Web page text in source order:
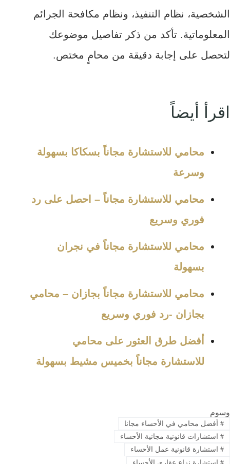
الشخصية، نظام التنفيذ، ونظام مكافحة الجرائم
المعلوماتية. تأكد من ذكر تفاصيل موضوعك
لتحصل على إجابة دقيقة من محامٍ مختص.
اقرأ أيضاً
محامي للاستشارة مجاناً بسكاكا بسهولة
وسرعة
محامي للاستشارة مجاناً – احصل على رد
فوري وسريع
محامي للاستشارة مجاناً في نجران
بسهولة
محامي للاستشارة مجاناً بجازان – محامي
بجازان -رد فوري وسريع
أفضل طرق العثور على محامي
للاستشارة مجاناً بخميس مشيط بسهولة
وسوم
#أفضل محامي في الأحساء مجانا
#استشارات قانونية مجانية الأحساء
#استشارة قانونية عمل الأحساء